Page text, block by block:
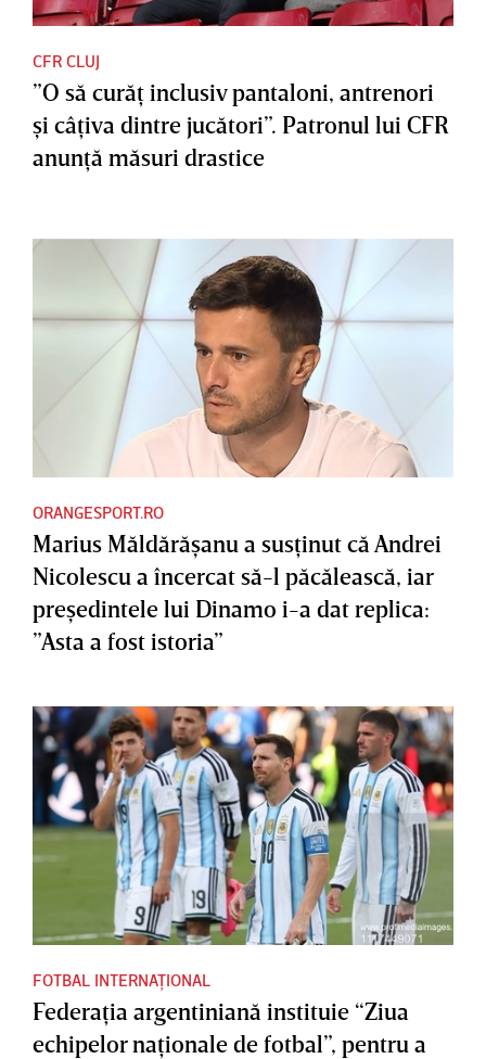
CFR CLUJ
”O să curăţ inclusiv pantaloni, antrenori
şi câţiva dintre jucători”. Patronul lui CFR
anunţă măsuri drastice
ORANGESPORT.RO
Marius Măldărăşanu a susţinut că Andrei
Nicolescu a încercat să-l păcălească, iar
preşedintele lui Dinamo i-a dat replica:
”Asta a fost istoria”
FOTBAL INTERNAȚIONAL
Federaţia argentiniană instituie “Ziua
echipelor naţionale de fotbal”, pentru a